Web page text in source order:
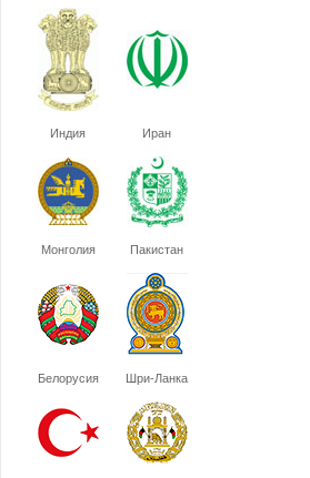
Индия Иран
Монголия Пакистан
Белорусия Шри-Ланка